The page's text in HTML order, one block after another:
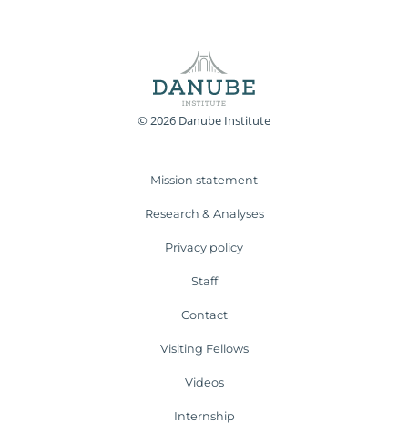
© 2026 Danube Institute
Mission statement
Research & Analyses
Privacy policy
Staff
Contact
Visiting Fellows
Videos
Internship